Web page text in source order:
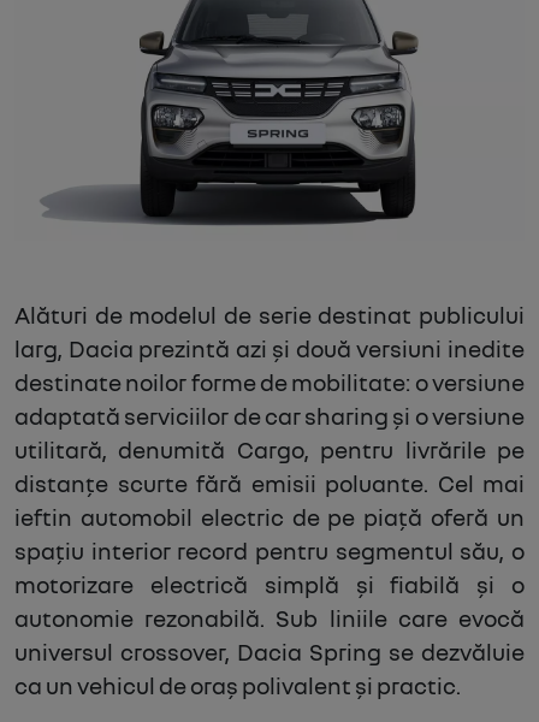
Alături de modelul de serie destinat publicului
larg, Dacia prezintă azi și două versiuni inedite
destinate noilor forme de mobilitate: o versiune
adaptată serviciilor de car sharing și o versiune
utilitară, denumită Cargo, pentru livrările pe
distanțe scurte fără emisii poluante. Cel mai
ieftin automobil electric de pe piață oferă un
spațiu interior record pentru segmentul său, o
motorizare electrică simplă și fiabilă și o
autonomie rezonabilă. Sub liniile care evocă
universul crossover, Dacia Spring se dezvăluie
ca un vehicul de oraș polivalent și practic.